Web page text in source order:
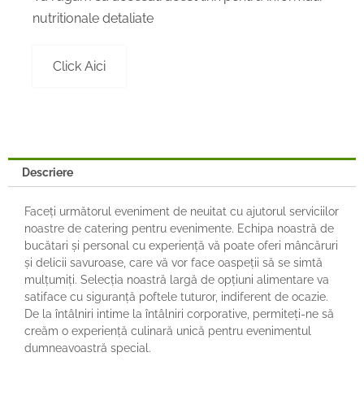
nutritionale detaliate
Click Aici
Descriere
Faceți următorul eveniment de neuitat cu ajutorul serviciilor
noastre de catering pentru evenimente. Echipa noastră de
bucătari și personal cu experiență vă poate oferi mâncăruri
și delicii savuroase, care vă vor face oaspeții să se simtă
mulțumiți. Selecția noastră largă de opțiuni alimentare va
satiface cu siguranță poftele tuturor, indiferent de ocazie.
De la întâlniri intime la întâlniri corporative, permiteți-ne să
creăm o experiență culinară unică pentru evenimentul
dumneavoastră special.